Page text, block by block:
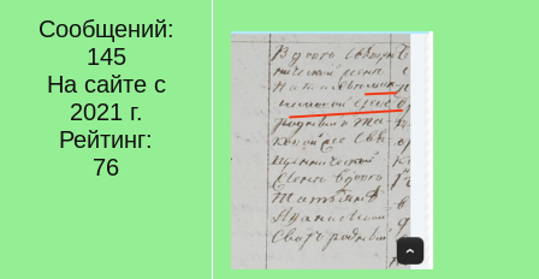
Сообщений:
145
На сайте с
2021 г.
Рейтинг:
76